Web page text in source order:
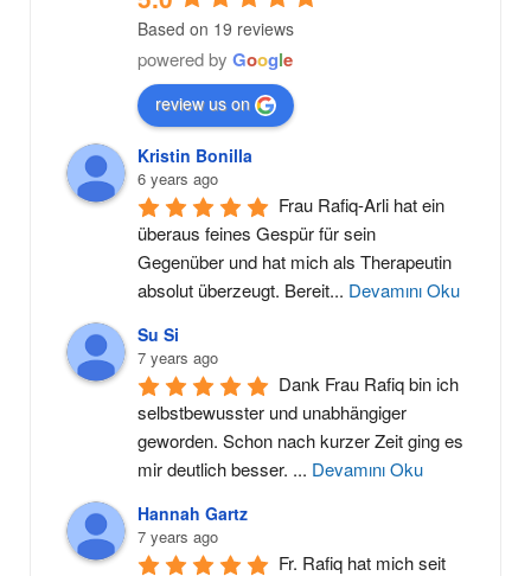
Based on 19 reviews
powered by Google
review us on
Kristin Bonilla
6 years ago
Frau Rafiq-Arli hat ein
überaus feines Gespür für sein
Gegenüber und hat mich als Therapeutin
absolut überzeugt. Bereit... Devamını Oku
Su Si
7 years ago
Dank Frau Rafiq bin ich
selbstbewusster und unabhängiger
geworden. Schon nach kurzer Zeit ging es
mir deutlich besser. ... Devamını Oku
Hannah Gartz
7 years ago
Fr. Rafiq hat mich seit